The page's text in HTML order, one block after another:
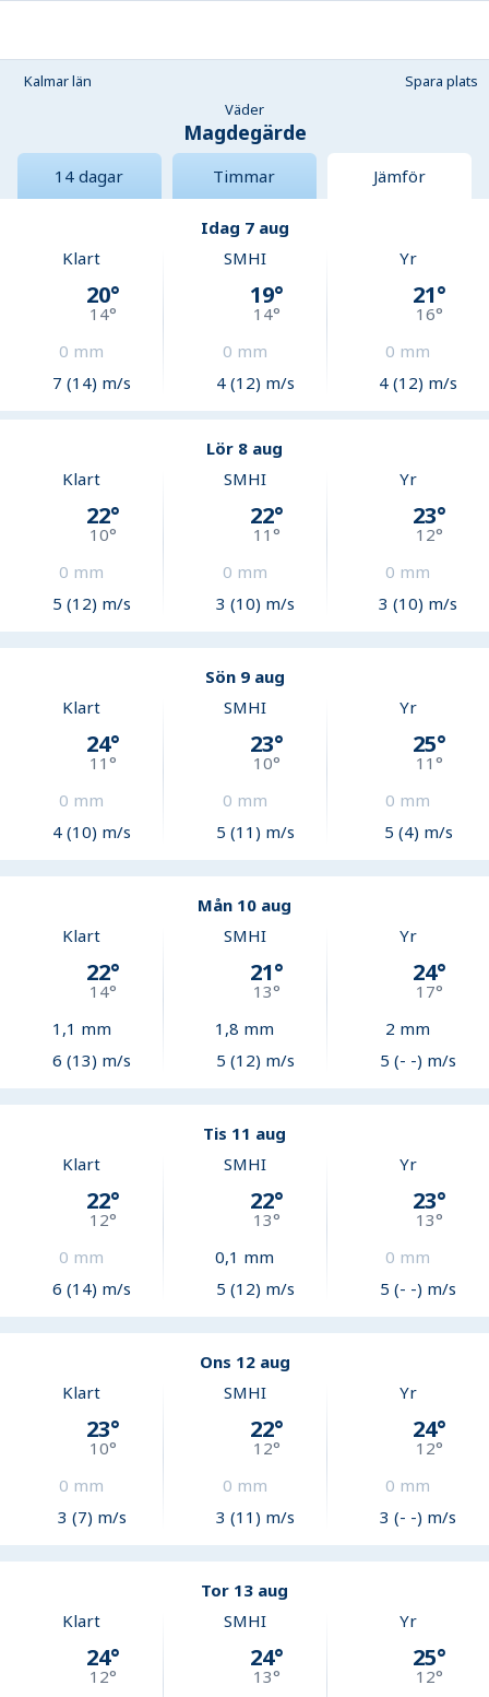
Kalmar län
Spara plats
Väder
Magdegärde
14 dagar Timmar Jämför
Idag 7 aug
Klart
20°
14°
0 mm
7 (14) m/s
SMHI
19°
14°
0 mm
4 (12) m/s
Yr
21°
16°
0 mm
4 (12) m/s
Lör 8 aug
Klart
22°
10°
0 mm
5 (12) m/s
SMHI
22°
11 °
0 mm
3 (10) m/s
Yr
23°
12°
0 mm
3 (10) m/s
Sön 9 aug
Klart
24°
11°
0 mm
4 (10) m/s
SMHI
23°
10°
0 mm
5 (11) m/s
Yr
25°
11°
0 mm
5 (4) m/s
Mån 10 aug
Klart
22°
14°
1,1 mm
6 (13) m/s
SMHI
21°
13°
1,8 mm
5 (12) m/s
Yr
24°
17°
2 mm
5 (- -) m/s
Tis 11 aug
Klart
22°
12°
0 mm
6 (14) m/s
SMHI
22°
13°
0,1 mm
5 (12) m/s
Yr
23°
13°
0 mm
5 (- -) m/s
Ons 12 aug
Klart
23°
10°
0 mm
3 (7) m/s
SMHI
22°
12°
0 mm
3 (11) m/s
Yr
24°
12°
0 mm
3 (- -) m/s
Tor 13 aug
Klart
24°
12°
SMHI
24°
13°
Yr
25°
12°